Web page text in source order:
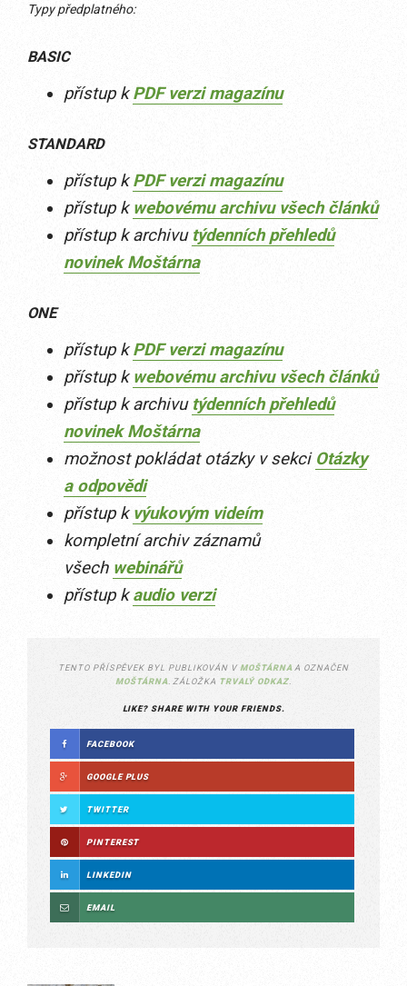
Typy předplatného:
BASIC
přístup kPDF verzi magazínu
STANDARD
přístup kPDF verzi magazínu
přístup k webovému archivu všech článků
přístup k archivu týdenních přehledů
novinek Moštárna
ONE
přístup kPDF verzi magazínu
přístup k webovému archivu všech článků
přístup k archivu týdenních přehledů
novinek Moštárna
možnost pokládat otázky v sekci Otázky
a odpovědi
přístup k výukovým videím
kompletní archiv záznamů
všech webinářů
přístup kaudio verzi
TENTO PŘÍSPĚVEK BYL PUBLIKOVÁN V MOŠTÁRNA A OZNAČEN
MOŠTÁRNA . ZÁLOŽKA TRVALÝ ODKAZ
LIKE? SHARE WITH YOUR FRIENDS.
FACEBOOK
GOOGLE PLUS
TWITTER
PINTEREST
LINKEDIN
EMAIL